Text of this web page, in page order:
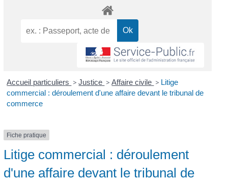
Accueil particuliers > Justice > Affaire civile > Litige
commercial : déroulement d'une affaire devant le tribunal de
commerce
Fiche pratique
Litige commercial : déroulement
d'une affaire devant le tribunal de